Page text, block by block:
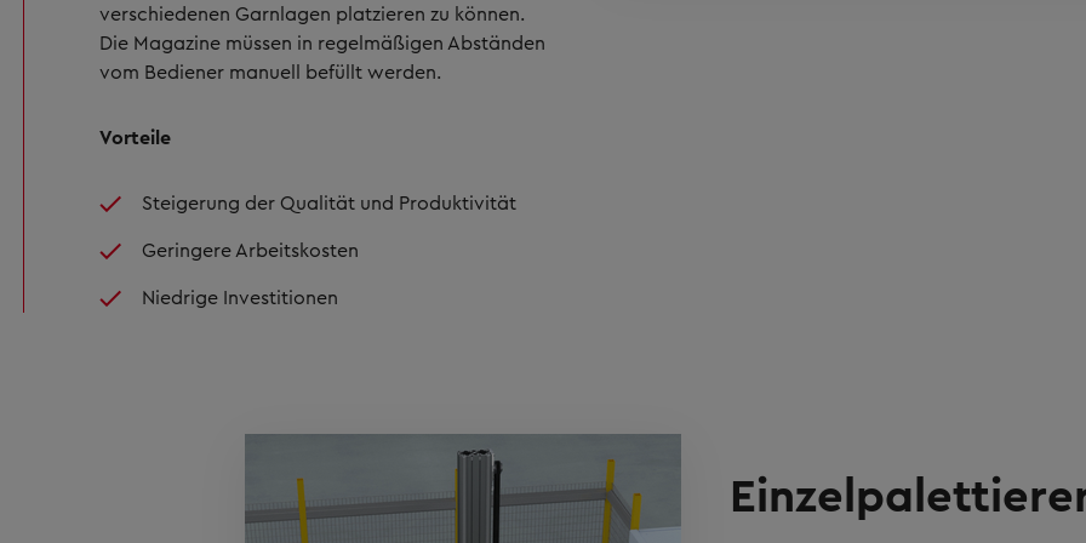
verschiedenen Garnlagen platzieren zu können.
Die Magazine müssen in regelmäßigen Abständen
vom Bediener manuell befüllt werden.
Vorteile
Steigerung der Qualität und Produktivität
Geringere Arbeitskosten
Niedrige Investitionen